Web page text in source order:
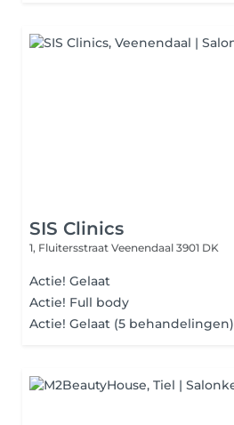
SIS Clinics
1, Fluitersstraat Veenendaal 3901 DK
Actie! Gelaat
Actie! Full body
Actie! Gelaat (5 behandelingen)